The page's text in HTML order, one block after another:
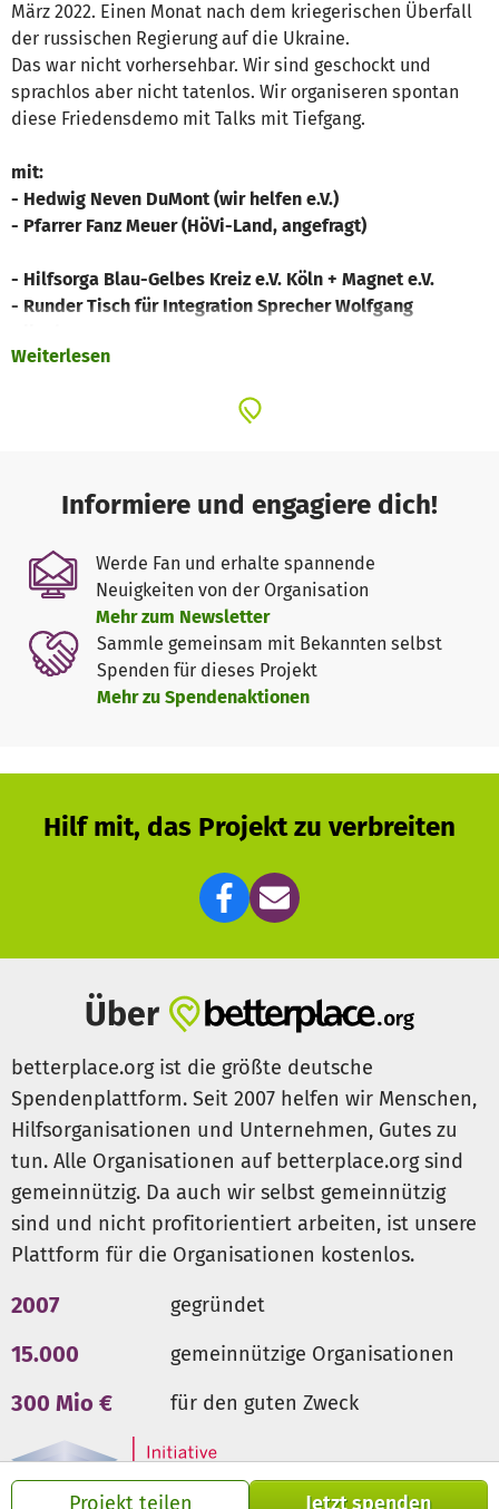
Projekt teilen Jetzt spenden
März 2022. Einen Monat nach dem kriegerischen Überfall
der russischen Regierung auf die Ukraine.
Das war nicht vorhersehbar. Wir sind geschockt und
sprachlos aber nicht tatenlos. Wir organiseren spontan
diese Friedensdemo mit Talks mit Tiefgang.
mit:
- Hedwig Neven DuMont (wir helfen e.V.)
- Pfarrer Fanz Meuer (HöVi-Land, angefragt)
- Hilfsorga Blau-Gelbes Kreiz e.V. Köln + Magnet e.V.
- Runder Tisch für Integration Sprecher Wolfgang
- Kölner Flüchtlingsrat e.V. (angefragt)
- Kunst hilft geben für Arme und Wohnungslose in Köln
ca. 14 bis 16 Uhr Einlass
16.00 Uhr Begrüßug Moderator Martin Schoops
16.15 Uhr Bläck Föös (2 Vertreter) unterstützt durch...
16.30 Uhr Paveier (komplett)
17.00 Uhr Björn Heuser
18.00 Uhr Brings (komplett)
18.30 Uhr Fiasko (komplett)
eventuell noch dazukommende Künstler z.B. Höhner
Dennoch entstehen Kosten für unseren Verein als
Veranstalter trotz Sonder-Sozial-Kondtonen:
3.000 € Bühne
1.500 € Elektro/Wasser
1.000 € 10 Dixis
2.400 € GEMA
800 € Catering für 30 Helfer und ca. 30 Künstler und
Techniker
Weiterlesen
Informiere und engagiere dich!
Werde Fan und erhalte spannende
Neuigkeiten von der Organisation
Mehr zum Newsletter
Sammle gemeinsam mit Bekannten selbst
Spenden für dieses Projekt
Mehr zu Spendenaktionen
Hilf mit, das Projekt zu verbreiten
Über
betterplace.org ist die größte deutsche
Spendenplattform. Seit 2007 helfen wir Menschen,
Hilfsorganisationen und Unternehmen, Gutes zu
tun. Alle Organisationen auf betterplace.org sind
gemeinnützig. Da auch wir selbst gemeinnützig
sind und nicht profitorientiert arbeiten, ist unsere
Plattform für die Organisationen kostenlos.
2007 gegründet
15.000 gemeinnützige Organisationen
300 Mio € für den guten Zweck